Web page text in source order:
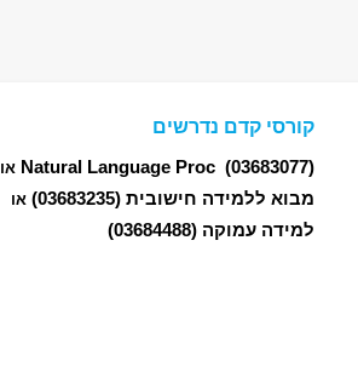
קורסי קדם נדרשים
Natural Language Proc (03683077) או
מבוא ללמידה חישובית (03683235) או
למידה עמוקה (03684488)